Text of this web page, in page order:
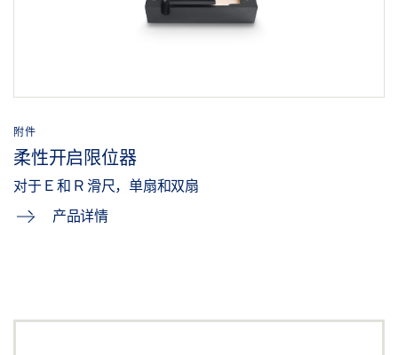
附件
柔性开启限位器
对于 E 和 R 滑尺，单扇和双扇
产品详情